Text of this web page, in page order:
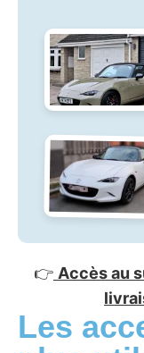
👉 Accès au
Les